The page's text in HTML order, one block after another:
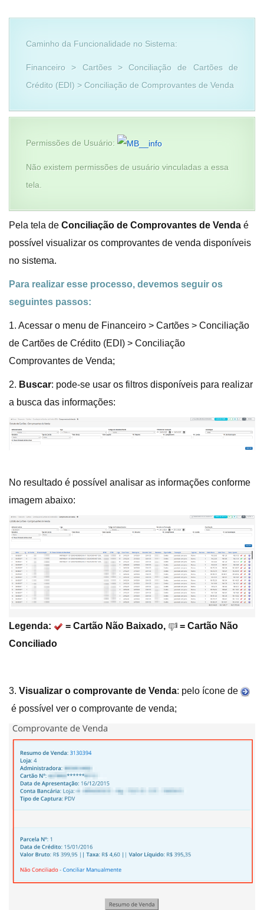
Caminho da Funcionalidade no Sistema:
Financeiro > Cartões > Conciliação de Cartões de
Crédito (EDI) > Conciliação de Comprovantes de Venda
Permissões de Usuário:
Não existem permissões de usuário vinculadas a essa
tela.
Pela tela de Conciliação de Comprovantes de Venda é
possível visualizar os comprovantes de venda disponíveis
no sistema.
Para realizar esse processo, devemos seguir os
seguintes passos:
1. Acessar o menu de Financeiro > Cartões > Conciliação
de Cartões de Crédito (EDI) > Conciliação
Comprovantes de Venda;
2. Buscar: pode-se usar os filtros disponíveis para realizar
a busca das informações:
No resultado é possível analisar as informações conforme
imagem abaixo:
Legenda: = Cartão Não Baixado,
= Cartão Não
Conciliado
3. Visualizar o comprovante de Venda: pelo ícone de
é possível ver o comprovante de venda;